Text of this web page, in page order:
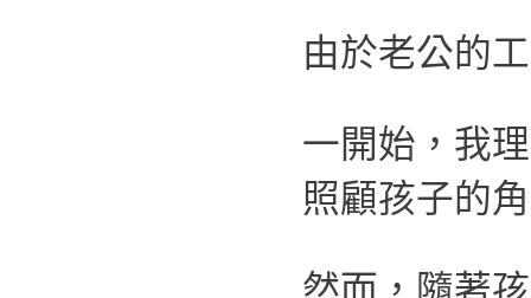
由於老公的
一開始，我
照顧孩子的